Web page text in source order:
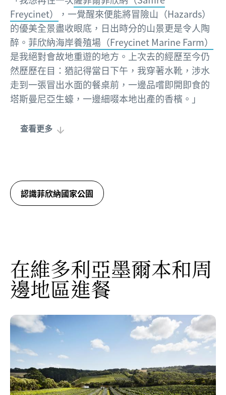
Freycinet）
，一覺醒來便能將冒險山（Hazards）
的優美全景盡收眼底，日出時分的山景更是令人陶
醉。 菲欣納海岸養殖場（Freycinet Marine Farm）
是我絕對會故地重遊的地方。上次去的經歷至今仍
然歷歷在目：猶記得當日下午，我穿著水靴，涉水
走到一張冒出水面的餐桌前，一邊品嚐即開即食的
塔斯曼尼亞生蠔，一邊細啜本地出產的香檳。」
查看更多
認識菲欣納國家公園
在維多利亞墨爾本和周
邊地區進餐